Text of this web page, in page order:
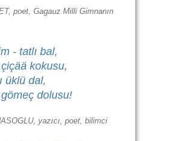
poet, Gagauz Milli Gimnanın
- tatlı bal,
kokusu,
üklü dal,
dolusu!
yazıcı, poet, bilimci